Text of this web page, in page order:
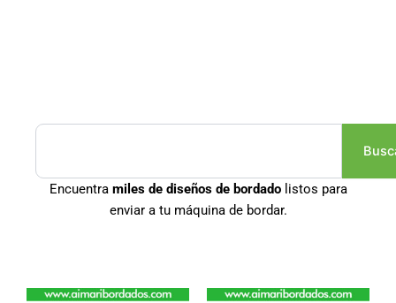
Buscar
Encuentra miles de diseños de bordado listos para
enviar a tu máquina de bordar.